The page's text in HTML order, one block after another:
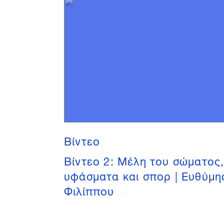
Βίντεο
Βίντεο 2: Μέλη του σώματος,
υφάσματα και σπορ |
Φιλίππου